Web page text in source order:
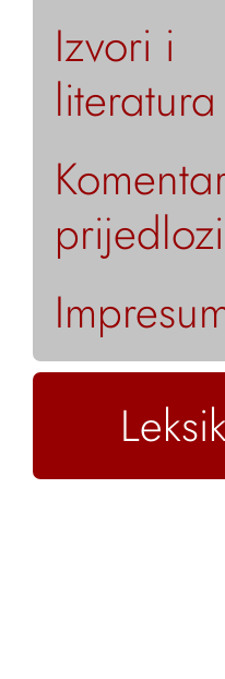
Izvori i
literatura
prijedlozi